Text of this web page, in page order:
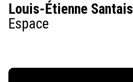
Louis-Étienne Santais
Espace